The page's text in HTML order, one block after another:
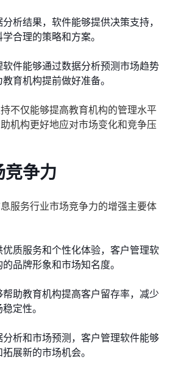
析结果，软件能够提供决策支持，
合理的策略和方案。
软件能够通过数据分析预测市场趋势
育机构提前做好准备。
不仅能够提高教育机构的管理水平
机构更好地应对市场变化和竞争压
竞争力
服务行业市场竞争力的增强主要体
优质服务和个性化体验，客户管理软
品牌形象和市场知名度。
帮助教育机构提高客户留存率，减少
定性。
分析和市场预测，客户管理软件能够
展新的市场机会。